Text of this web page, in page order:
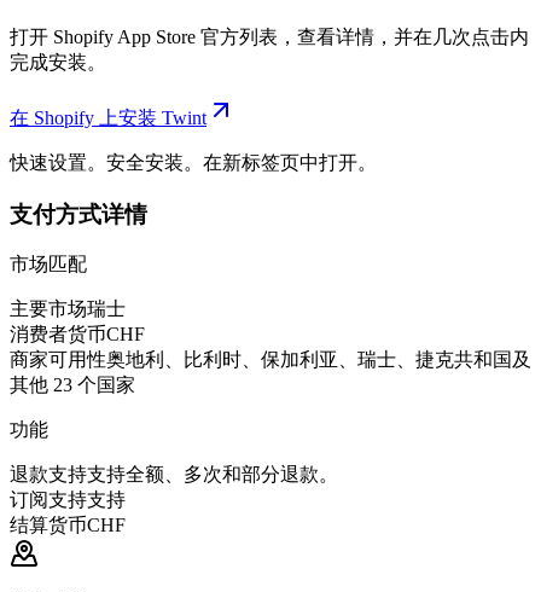
打开 Shopify App Store 官方列表，查看详情，并在几次点击内
完成安装。
在 Shopify 上安装 Twint
快速设置。安全安装。在新标签页中打开。
支付方式详情
市场匹配
主要市场瑞士
消费者货币CHF
商家可用性奥地利、比利时、保加利亚、瑞士、捷克共和国及
其他 23 个国家
功能
退款支持支持全额、多次和部分退款。
订阅支持支持
结算货币CHF